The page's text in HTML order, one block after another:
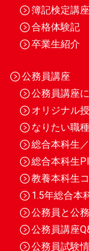
簿記検定講
合格体験記
卒業生紹介
公務員講座
公務員講座
オリジナル
なりたい職
総合本科生
総合本科生
教養本科生
1.5年総合本
公務員と公
公務員講座
公務員試験